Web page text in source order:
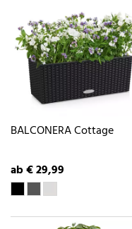
BALCONERA Cottage
ab € 29,99